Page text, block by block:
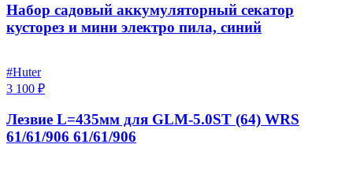
Набор садовый аккумуляторный секатор
кусторез и мини электро пила, синий
#Huter
3 100 ₽
Лезвие L=435мм для GLM-5.0ST (64) WRS
61/61/906 61/61/906